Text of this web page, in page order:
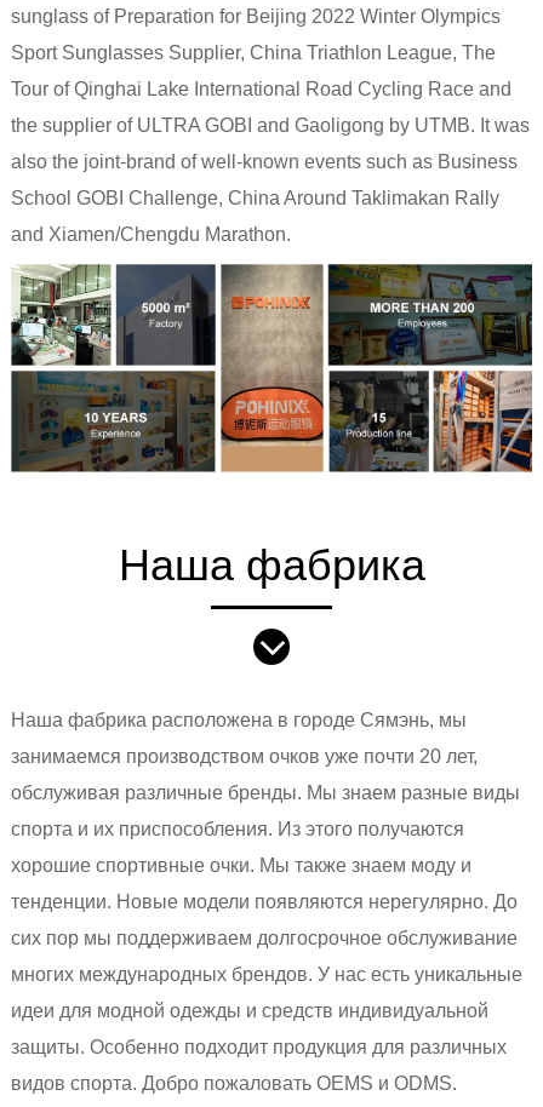
sunglass of Preparation for Beijing 2022 Winter Olympics
Sport Sunglasses Supplier, China Triathlon League, The
Tour of Qinghai Lake International Road Cycling Race and
the supplier of ULTRA GOBI and Gaoligong by UTMB. It was
also the joint-brand of well-known events such as Business
School GOBI Challenge, China Around Taklimakan Rally
and Xiamen/Chengdu Marathon.
Наша фабрика
Наша фабрика расположена в городе Сямэнь, мы
занимаемся производством очков уже почти 20 лет,
обслуживая различные бренды. Мы знаем разные виды
спорта и их приспособления. Из этого получаются
хорошие спортивные очки. Мы также знаем моду и
тенденции. Новые модели появляются нерегулярно. До
сих пор мы поддерживаем долгосрочное обслуживание
многих международных брендов. У нас есть уникальные
идеи для модной одежды и средств индивидуальной
защиты. Особенно подходит продукция для различных
видов спорта. Добро пожаловать OEMS и ODMS.